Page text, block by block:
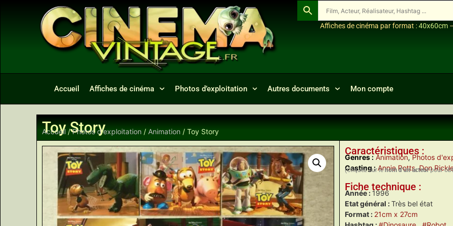
Affiches de cinéma par format :40x60cm –
Accueil Affiches de cinéma Photos d’exploitation Autres documents Mon compte
Toy Story
Accueil /Photos d'exploitation / Animation / Toy Story
Caractéristiques :
Genres : Animation,Photos
Casting : Annie Potts,Don
(Cliquez sur lenom d’un acteurpour
Fiche technique :
Année : 1996
Etat général :Très bel état
Format : 21cm x 27cm